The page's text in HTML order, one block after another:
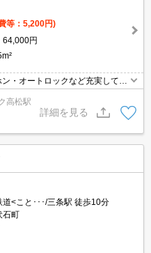
等：5,200円)
64,000円
・オートロックなど充実してい
設備は洗面所独立・浴室乾燥機
す。防犯カメラ付きのセキュリ
金が月額7700円の物件です。駅
です。
高松駅
詳細を見る
<こと･･･/三条駅 徒歩10分
石町